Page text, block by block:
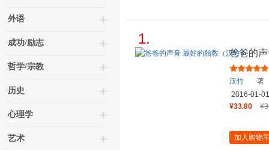
外语
成功/励志
哲学/宗教
历史
心理学
艺术
1.
爸爸的
汉竹
著
2016-01-01
¥33.80
加入购物